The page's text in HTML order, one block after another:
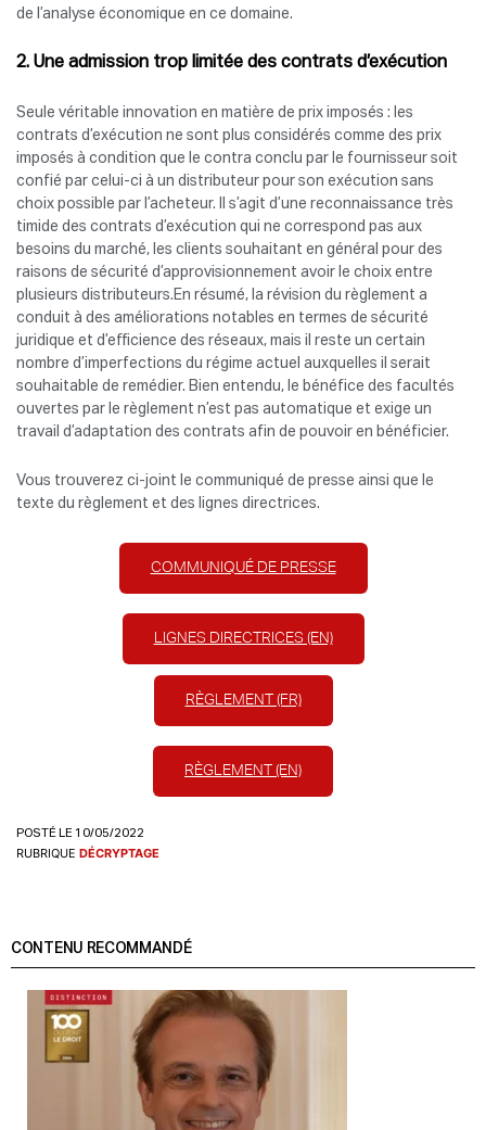
de l’analyse économique en ce domaine.
2. Une admission trop limitée des contrats d’exécution
Seule véritable innovation en matière de prix imposés : les
contrats d’exécution ne sont plus considérés comme des prix
imposés à condition que le contra conclu par le fournisseur soit
confié par celui-ci à un distributeur pour son exécution sans
choix possible par l’acheteur. Il s’agit d’une reconnaissance très
timide des contrats d’exécution qui ne correspond pas aux
besoins du marché, les clients souhaitant en général pour des
raisons de sécurité d’approvisionnement avoir le choix entre
plusieurs distributeurs.En résumé, la révision du règlement a
conduit à des améliorations notables en termes de sécurité
juridique et d’efficience des réseaux, mais il reste un certain
nombre d’imperfections du régime actuel auxquelles il serait
souhaitable de remédier. Bien entendu, le bénéfice des facultés
ouvertes par le règlement n’est pas automatique et exige un
travail d’adaptation des contrats afin de pouvoir en bénéficier.
Vous trouverez ci-joint le communiqué de presse ainsi que le
texte du règlement et des lignes directrices.
COMMUNIQUÉ DE PRESSE
LIGNES DIRECTRICES (EN)
RÈGLEMENT (FR)
RÈGLEMENT (EN)
POSTÉ LE 10/05/2022
RUBRIQUE DÉCRYPTAGE
CONTENU RECOMMANDÉ